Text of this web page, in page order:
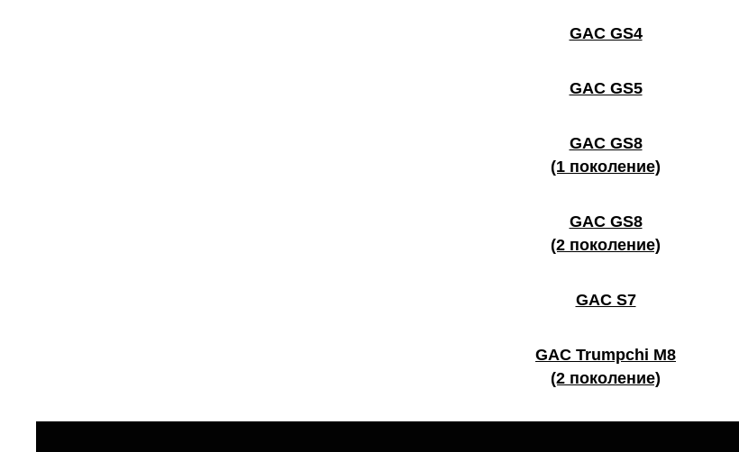
GAC GS4
GAC GS5
GAC GS8
(1 поколение)
GAC GS8
(2 поколение)
GAC S7
GAC Trumpchi M8
(2 поколение)